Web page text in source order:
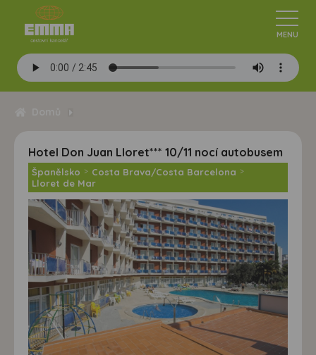
Hotel Don Juan Lloret*** 10/11 nocí autobusem
Španělsko > Costa Brava/Costa Barcelona >
Lloret de Mar